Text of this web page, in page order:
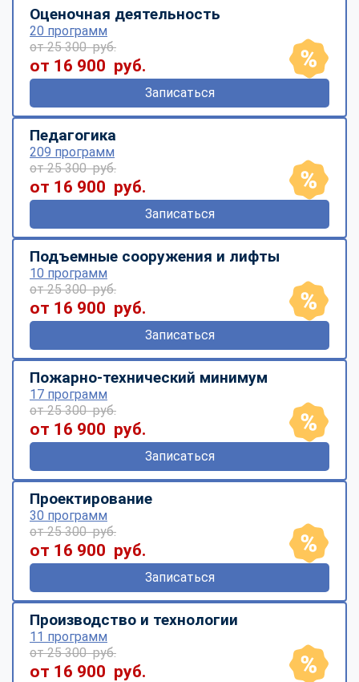
Оценочная деятельность
20 программ
от 25 300 руб.
от 16 900 руб.
Записаться
Педагогика
209 программ
от 25 300 руб.
от 16 900 руб.
Записаться
Подъемные сооружения и лифты
10 программ
от 25 300 руб.
от 16 900 руб.
Записаться
Пожарно-технический минимум
17 программ
от 25 300 руб.
от 16 900 руб.
Записаться
Проектирование
30 программ
от 25 300 руб.
от 16 900 руб.
Записаться
Производство и технологии
11 программ
от 25 300 руб.
от 16 900 руб.